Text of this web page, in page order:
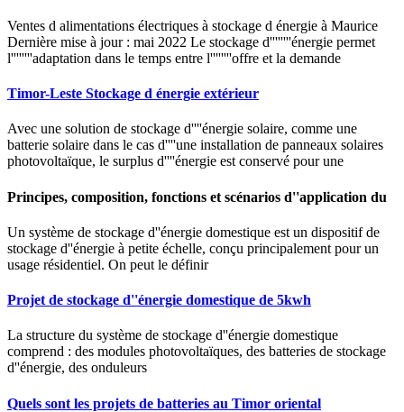
Ventes d alimentations électriques à stockage d énergie à Maurice
Dernière mise à jour : mai 2022 Le stockage d''''''''énergie permet
l''''''''adaptation dans le temps entre l''''''''offre et la demande
Timor-Leste Stockage d énergie extérieur
Avec une solution de stockage d''''énergie solaire, comme une
batterie solaire dans le cas d''''une installation de panneaux solaires
photovoltaïque, le surplus d''''énergie est conservé pour une
Principes, composition, fonctions et scénarios d''application du
Un système de stockage d''énergie domestique est un dispositif de
stockage d''énergie à petite échelle, conçu principalement pour un
usage résidentiel. On peut le définir
Projet de stockage d''énergie domestique de 5kwh
La structure du système de stockage d''énergie domestique
comprend : des modules photovoltaïques, des batteries de stockage
d''énergie, des onduleurs
Quels sont les projets de batteries au Timor oriental